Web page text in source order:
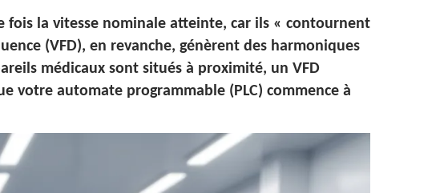
fois la vitesse nominale atteinte, car ils « contournent
(VFD), en revanche, génèrent des harmoniques
médicaux sont situés à proximité, un VFD
votre automate programmable (PLC) commence à